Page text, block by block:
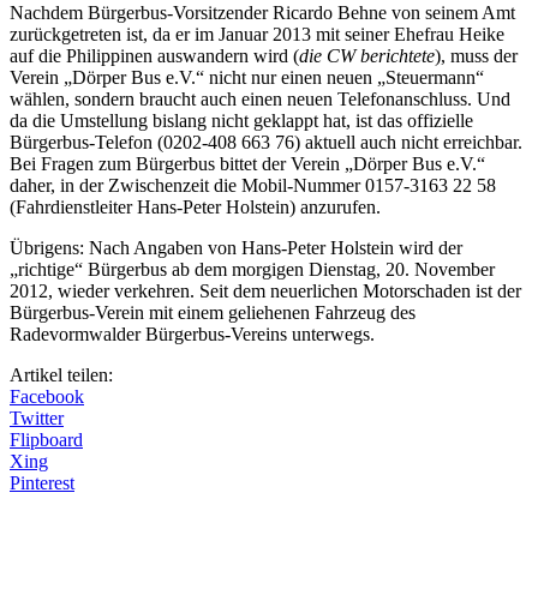
Nachdem Bürgerbus-Vorsitzender Ricardo Behne von seinem Amt
zurückgetreten ist, da er im Januar 2013 mit seiner Ehefrau Heike
auf die Philippinen auswandern wird (die CW berichtete), muss der
Verein „Dörper Bus e.V.“ nicht nur einen neuen „Steuermann“
wählen, sondern braucht auch einen neuen Telefonanschluss. Und
da die Umstellung bislang nicht geklappt hat, ist das offizielle
Bürgerbus-Telefon (0202-408 663 76) aktuell auch nicht erreichbar.
Bei Fragen zum Bürgerbus bittet der Verein „Dörper Bus e.V.“
daher, in der Zwischenzeit die Mobil-Nummer 0157-3163 22 58
(Fahrdienstleiter Hans-Peter Holstein) anzurufen.
Übrigens: Nach Angaben von Hans-Peter Holstein wird der
„richtige“ Bürgerbus ab dem morgigen Dienstag, 20. November
2012, wieder verkehren. Seit dem neuerlichen Motorschaden ist der
Bürgerbus-Verein mit einem geliehenen Fahrzeug des
Radevormwalder Bürgerbus-Vereins unterwegs.
Artikel teilen:
Facebook
Twitter
Flipboard
Xing
Pinterest